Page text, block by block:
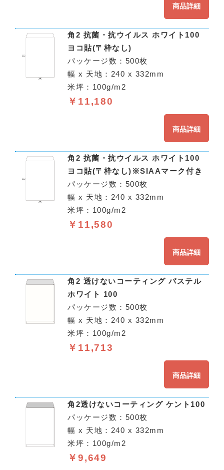
商品詳細
角2 抗菌・抗ウイルス ホワイト100
ヨコ貼(〒枠なし)
パッケージ数：500枚
幅 x 天地：240 x 332mm
米坪：100g/m2
￥11,180
商品詳細
角2 抗菌・抗ウイルス ホワイト100
ヨコ貼(〒枠なし)※SIAAマーク付き
パッケージ数：500枚
幅 x 天地：240 x 332mm
米坪：100g/m2
￥11,580
商品詳細
角2 透けないコーティング パステル
ホワイト 100
パッケージ数：500枚
幅 x 天地：240 x 332mm
米坪：100g/m2
￥11,713
商品詳細
角2透けないコーティング ケント100
パッケージ数：500枚
幅 x 天地：240 x 332mm
米坪：100g/m2
￥9,649